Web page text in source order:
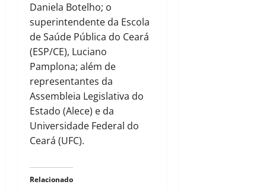
Daniela Botelho; o
superintendente da Escola
de Saúde Pública do Ceará
(ESP/CE), Luciano
Pamplona; além de
representantes da
Assembleia Legislativa do
Estado (Alece) e da
Universidade Federal do
Ceará (UFC).
Relacionado